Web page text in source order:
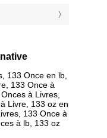
133 Once en lb,
133 Once à
à Livres,
Livre, 133 oz en
133 Once à
à lb, 133 oz